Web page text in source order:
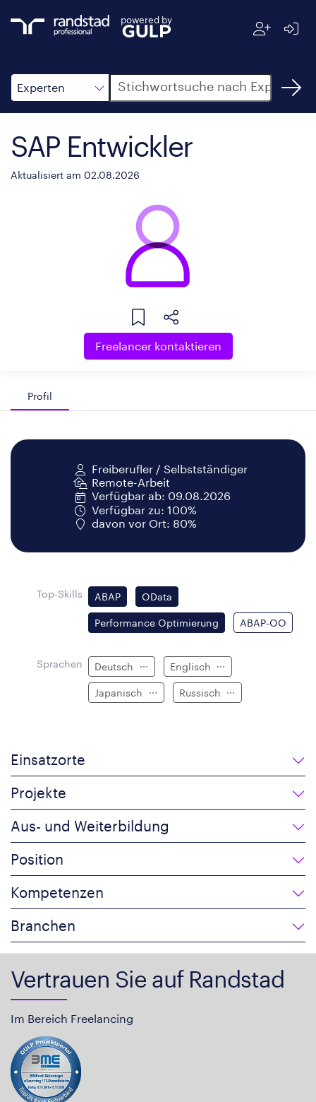
powered by
Experten
Suche
SAP Entwickler
Aktualisiert am 02.08.2026
Freelancer kontaktieren
Profil
Freiberufler / Selbstständiger
Remote-Arbeit
Verfügbar ab: 09.08.2026
Verfügbar zu: 100%
davon vor Ort: 80%
Top-Skills ABAP OData
Performance Optimierung ABAP-OO
Sprachen Deutsch Englisch
Japanisch Russisch
Einsatzorte
Projekte
Aus- und Weiterbildung
Position
Kompetenzen
Branchen
Vertrauen Sie auf Randstad
Im Bereich Freelancing